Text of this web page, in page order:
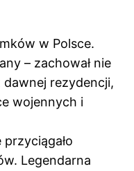
w Polsce.
– zachował nie
rezydencji,
wojennych i
Legendarna